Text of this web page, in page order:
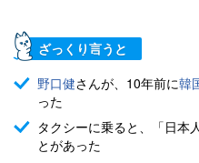
ざっくり言うと
野口健さんが、10年前に韓
った
タクシーに乗ると、「日本
とがあった